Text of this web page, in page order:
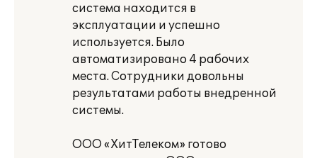
система находится в
эксплуатации и успешно
используется. Было
автоматизировано 4 рабочих
места. Сотрудники довольны
результатами работы внедренной
системы.
ООО «ХитТелеком» готово